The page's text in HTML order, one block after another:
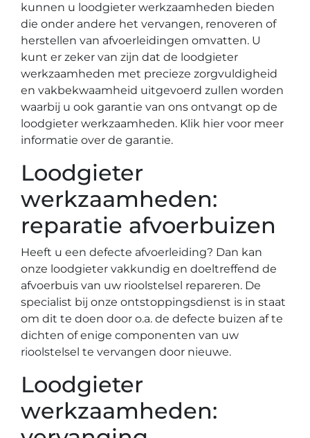
kunnen u loodgieter werkzaamheden bieden
die onder andere het vervangen, renoveren of
herstellen van afvoerleidingen omvatten. U
kunt er zeker van zijn dat de loodgieter
werkzaamheden met precieze zorgvuldigheid
en vakbekwaamheid uitgevoerd zullen worden
waarbij u ook garantie van ons ontvangt op de
loodgieter werkzaamheden. Klik hier voor meer
informatie over de garantie.
Loodgieter
werkzaamheden:
reparatie afvoerbuizen
Heeft u een defecte afvoerleiding? Dan kan
onze loodgieter vakkundig en doeltreffend de
afvoerbuis van uw rioolstelsel repareren. De
specialist bij onze ontstoppingsdienst is in staat
om dit te doen door o.a. de defecte buizen af te
dichten of enige componenten van uw
rioolstelsel te vervangen door nieuwe.
Loodgieter
werkzaamheden: